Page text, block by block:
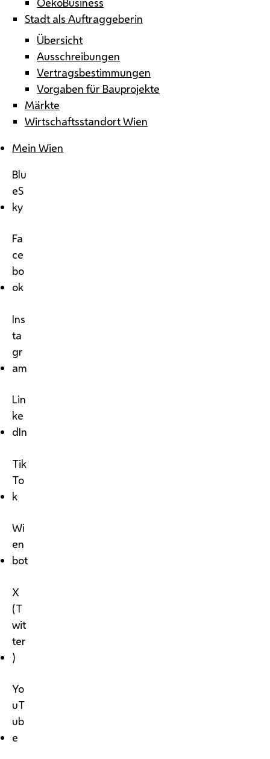
Stadt als Auftraggeberin
Übersicht
Ausschreibungen
Vertragsbestimmungen
Vorgaben für Bauprojekte
Märkte
Wirtschaftsstandort Wien
Mein Wien
Blu
eS
ky
Fa
ce
bo
ok
Ins
ta
gr
am
Lin
ke
dIn
Tik
To
k
Wi
en
bot
X
(T
wit
ter
)
Yo
uT
ub
e